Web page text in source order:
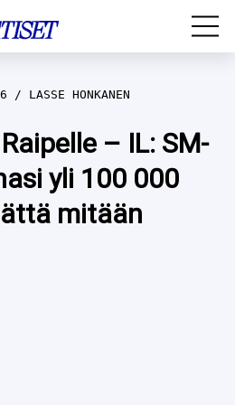
LASSE HONKANEN
– IL: SM-
yli 100 000
mitään